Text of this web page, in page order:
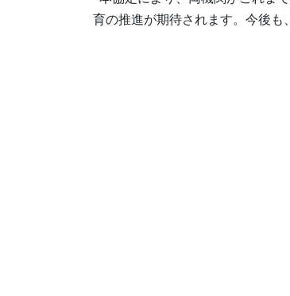
育の推進が期待されます。今後